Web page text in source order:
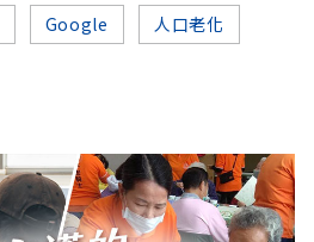
Google 人口老化